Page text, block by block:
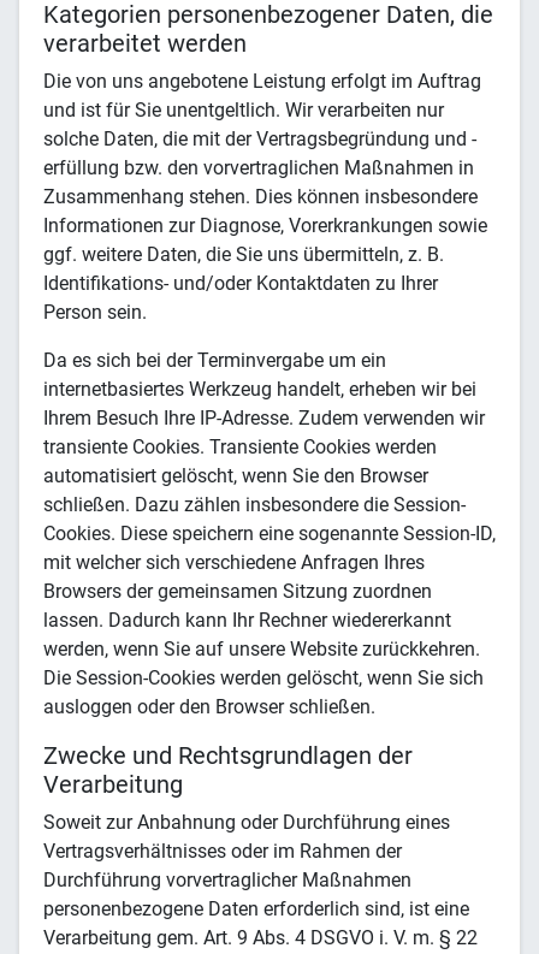
Kategorien personenbezogener Daten, die
verarbeitet werden
Die von uns angebotene Leistung erfolgt im Auftrag
und ist für Sie unentgeltlich. Wir verarbeiten nur
solche Daten, die mit der Vertragsbegründung und -
erfüllung bzw. den vorvertraglichen Maßnahmen in
Zusammenhang stehen. Dies können insbesondere
Informationen zur Diagnose, Vorerkrankungen sowie
ggf. weitere Daten, die Sie uns übermitteln, z. B.
Identifikations- und/oder Kontaktdaten zu Ihrer
Person sein.
Da es sich bei der Terminvergabe um ein
internetbasiertes Werkzeug handelt, erheben wir bei
Ihrem Besuch Ihre IP-Adresse. Zudem verwenden wir
transiente Cookies. Transiente Cookies werden
automatisiert gelöscht, wenn Sie den Browser
schließen. Dazu zählen insbesondere die Session-
Cookies. Diese speichern eine sogenannte Session-ID,
mit welcher sich verschiedene Anfragen Ihres
Browsers der gemeinsamen Sitzung zuordnen
lassen. Dadurch kann Ihr Rechner wiedererkannt
werden, wenn Sie auf unsere Website zurückkehren.
Die Session-Cookies werden gelöscht, wenn Sie sich
ausloggen oder den Browser schließen.
Zwecke und Rechtsgrundlagen der
Verarbeitung
Soweit zur Anbahnung oder Durchführung eines
Vertragsverhältnisses oder im Rahmen der
Durchführung vorvertraglicher Maßnahmen
personenbezogene Daten erforderlich sind, ist eine
Verarbeitung gem. Art. 9 Abs. 4 DSGVO i. V. m. § 22